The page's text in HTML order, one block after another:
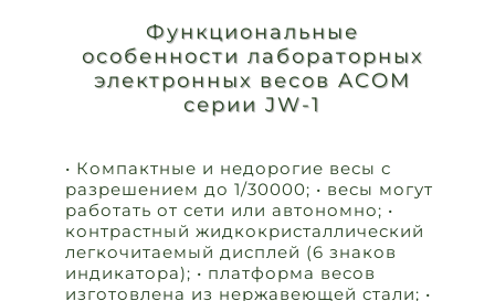
Функциональные
особенности лабораторных
электронных весов ACOM
серии JW-1
• Компактные и недорогие весы с
разрешением до 1/30000; • весы могут
работать от сети или автономно; •
контрастный жидкокристаллический
легкочитаемый дисплей (6 знаков
индикатора); • платформа весов
изготовлена из нержавеющей стали; •